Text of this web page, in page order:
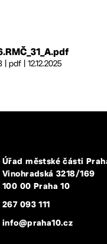
pdf 12.12.2025
Úřad městské části
Vinohradská 3218/169
100 00 Praha 10
267 093 111
info@praha10.cz